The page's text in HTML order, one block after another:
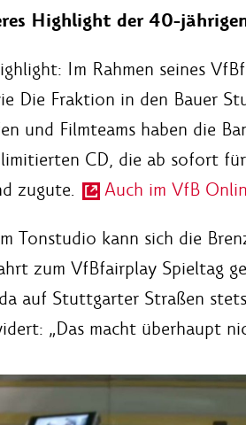
Highlight der 40-
Im Rahmen seines
Die Fraktion in den Bauer
und Filmteams haben die
CD, die ab sofort
zugute.
Auch im VfB
Tonstudio kann sich die
zum VfBfairplay Spieltag
auf Stuttgarter Straßen
„Das macht überhaupt